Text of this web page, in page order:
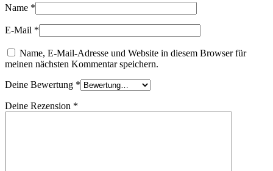
Name *
E-Mail *
Name, E-Mail-Adresse und Website in diesem Browser für
meinen nächsten Kommentar speichern.
Deine Bewertung *
Deine Rezension *